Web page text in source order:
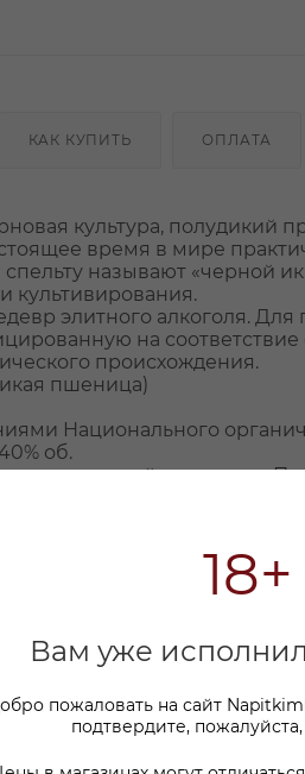
18+
Вам уже
пожаловать на сайт
подтвердите,
КАК КУПИТЬ ОПЛАТА
культура, полудикий
время в мире
называют «черной
культивирования.
элитного алкоголя. Для
на
происхождения.
пшеница)
Национального
об.
кроме дней праздника